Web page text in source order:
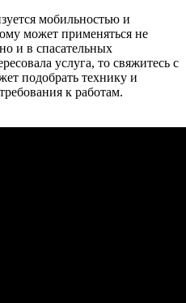
мобильностью и
может применяться не
и в спасательных
услуга, то свяжитесь с
подобрать технику и
к работам.